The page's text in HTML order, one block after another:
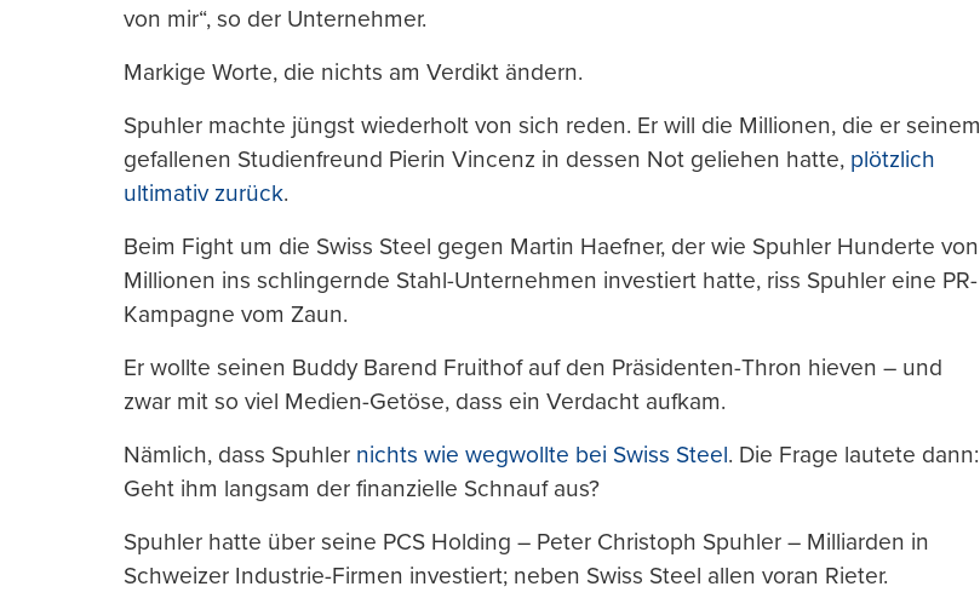
von mir“, so der Unternehmer.
Markige Worte, die nichts am Verdikt ändern.
Spuhler machte jüngst wiederholt von sich reden. Er will die Millionen, die er seinem
gefallenen Studienfreund Pierin Vincenz in dessen Not geliehen hatte, plötzlich
ultimativ zurück.
Beim Fight um die Swiss Steel gegen Martin Haefner, der wie Spuhler Hunderte von
Millionen ins schlingernde Stahl-Unternehmen investiert hatte, riss Spuhler eine PR-
Kampagne vom Zaun.
Er wollte seinen Buddy Barend Fruithof auf den Präsidenten-Thron hieven – und
zwar mit so viel Medien-Getöse, dass ein Verdacht aufkam.
Nämlich, dass Spuhler nichts wie wegwollte bei Swiss Steel. Die Frage lautete dann:
Geht ihm langsam der finanzielle Schnauf aus?
Spuhler hatte über seine PCS Holding – Peter Christoph Spuhler – Milliarden in
Schweizer Industrie-Firmen investiert; neben Swiss Steel allen voran Rieter.